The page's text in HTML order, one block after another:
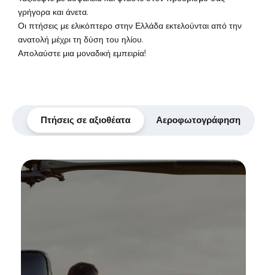
γρήγορα και άνετα.
Οι πτήσεις με ελικόπτερο στην Ελλάδα εκτελούνται από την
ανατολή μέχρι τη δύση του ηλίου.
Απολαύστε μια μοναδική εμπειρία!
Πτήσεις σε αξιοθέατα Αεροφωτογράφηση